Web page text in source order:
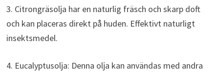
3. Citrongräsolja har en naturlig fräsch och skarp doft
och kan placeras direkt på huden. Effektivt naturligt
insektsmedel.
4. Eucalyptusolja: Denna olja kan användas med andra